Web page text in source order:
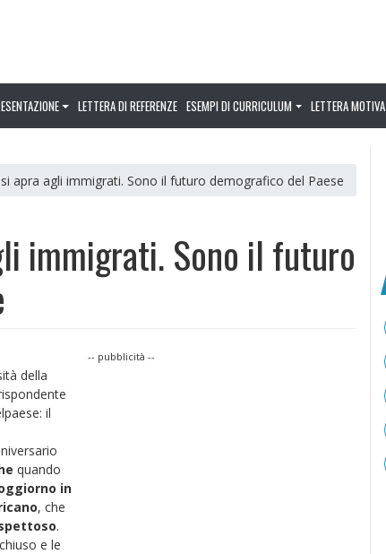
LETTERA DI REFERENZE ESEMPI DI CURRICULUM LETTERA
si apra agli immigrati. Sono il futuro demografico del Paese
immigrati. Sono il futuro
-- pubblicità --
della
il
quando
in
, che
.
e le